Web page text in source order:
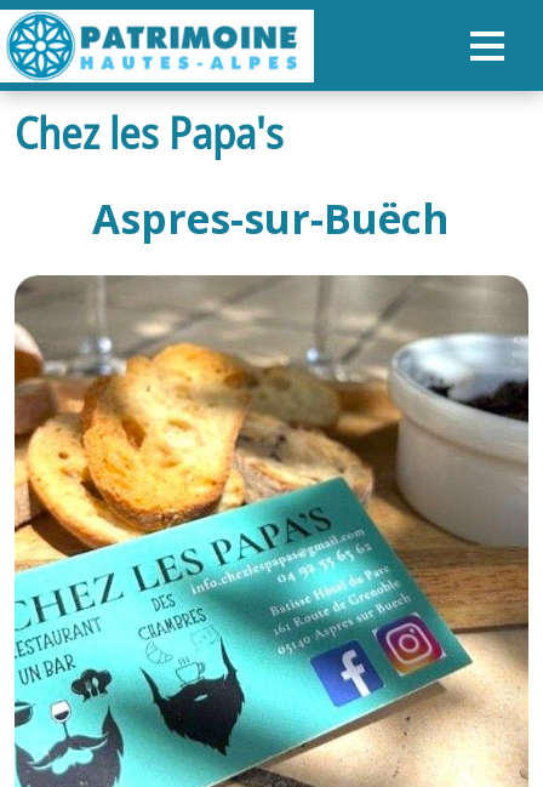
ACCUEIL
NOS PARCOURS
PATRIMOINE
RANDONNÉES
ORGANISER SON SÉJOUR
RECHERCHER
FR
IT
Chez les Papa's
Aspres-sur-Buëch